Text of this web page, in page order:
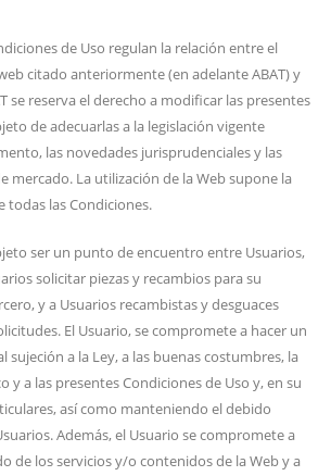
de Uso regulan la relación entre el
citado anteriormente (en adelante ABAT) y
se reserva el derecho a modificar las presentes
de adecuarlas a la legislación vigente
las novedades jurisprudenciales y las
mercado. La utilización de la Web supone la
todas las Condiciones.
ser un punto de encuentro entre Usuarios,
solicitar piezas y recambios para su
y a Usuarios recambistas y desguaces
El Usuario, se compromete a hacer un
sujeción a la Ley, a las buenas costumbres, la
y a las presentes Condiciones de Uso y, en su
así como manteniendo el debido
Además, el Usuario se compromete a
de los servicios y/o contenidos de la Web y a